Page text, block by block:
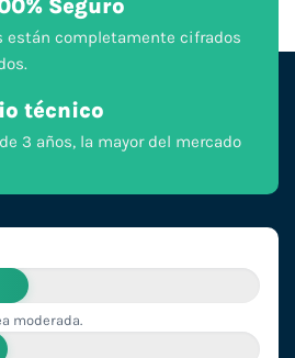
Seguro
están completamente cifrados
técnico
3 años, la mayor del mercado
moderada.